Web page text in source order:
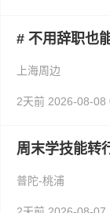
# 不用辞职也
上海周边
2天前 2026-08-08
周末学技能转
普陀-桃浦